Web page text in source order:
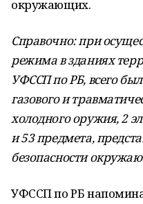
окружающих.
Справочно: при
режима в зданиях
УФССП по РБ, всего
газового и
холодного оружия, 2
и 53 предмета,
безопасности
УФССП по РБ